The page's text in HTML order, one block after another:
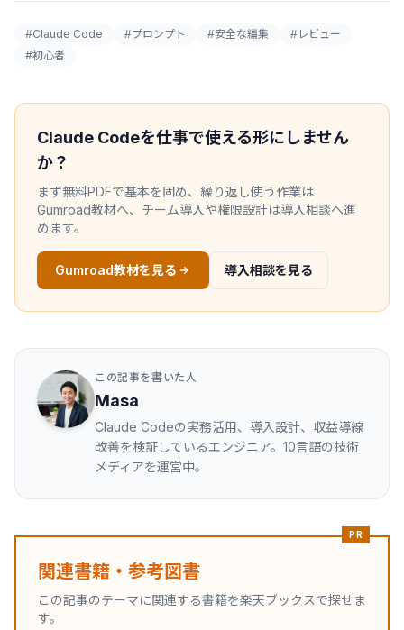
#Claude Code #プロンプト #安全な編集
#レビュー
#初心者
Claude Codeを仕事で使える形にしません
か？
まず無料PDFで基本を固め、繰り返し使う作業は
Gumroad教材へ、チーム導入や権限設計は導入相談へ進
めます。
Gumroad教材を見る 導入相談を見る
この記事を書いた人
Masa
Claude Codeの実務活用、導入設計、収益導線
改善を検証しているエンジニア。10言語の技術
メディアを運営中。
PR
関連書籍・参考図書
この記事のテーマに関連する書籍を楽天ブックスで探せま
す。